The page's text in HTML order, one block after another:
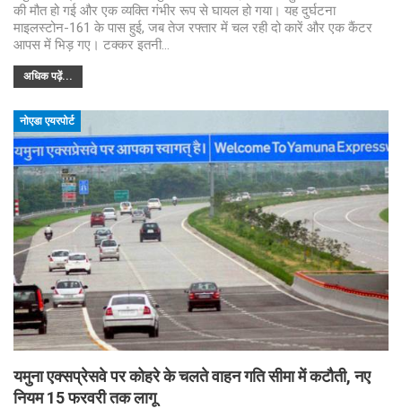
की मौत हो गई और एक व्यक्ति गंभीर रूप से घायल हो गया। यह दुर्घटना
माइलस्टोन-161 के पास हुई, जब तेज रफ्तार में चल रही दो कारें और एक कैंटर
आपस में भिड़ गए। टक्कर इतनी…
अधिक पढ़ें...
नोएडा एयरपोर्ट
यमुना एक्सप्रेसवे पर कोहरे के चलते वाहन गति सीमा में कटौती, नए
नियम 15 फरवरी तक लागू